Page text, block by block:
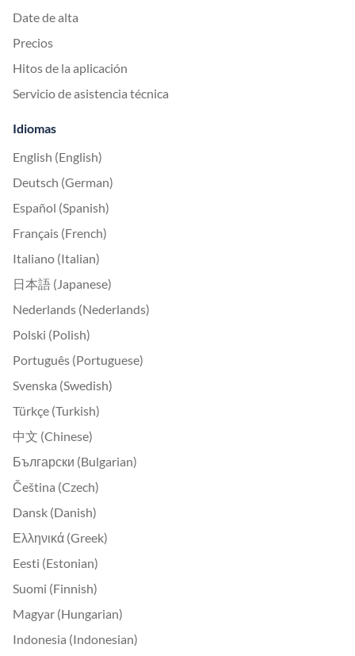
Date de alta
Precios
Hitos de la aplicación
Servicio de asistencia técnica
Idiomas
English (English)
Deutsch (German)
Español (Spanish)
Français (French)
Italiano (Italian)
日本語 (Japanese)
Nederlands (Nederlands)
Polski (Polish)
Português (Portuguese)
Svenska (Swedish)
Türkçe (Turkish)
中文 (Chinese)
Български (Bulgarian)
Čeština (Czech)
Dansk (Danish)
Ελληνικά (Greek)
Eesti (Estonian)
Suomi (Finnish)
Magyar (Hungarian)
Indonesia (Indonesian)